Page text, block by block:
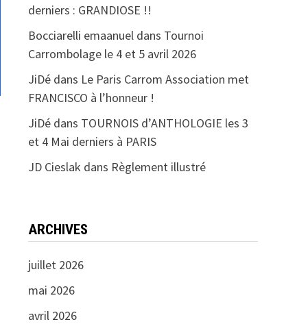
derniers : GRANDIOSE !!
Bocciarelli emaanuel dans Tournoi
Carrombolage le 4 et 5 avril 2026
JiDédans Le Paris Carrom Association met
FRANCISCO à l’honneur !
JiDédans TOURNOIS d’ANTHOLOGIE les 3
et 4 Mai derniers à PARIS
JD Cieslak dans Règlement illustré
ARCHIVES
juillet 2026
mai 2026
avril 2026